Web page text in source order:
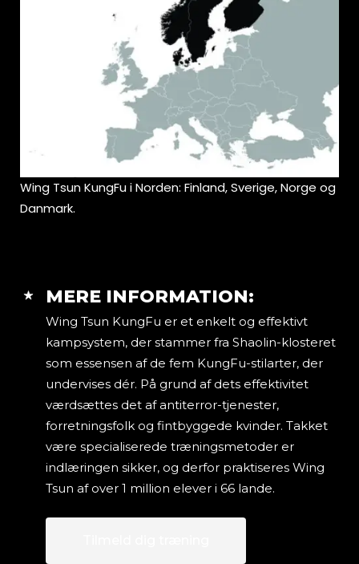
Wing Tsun KungFu i Norden: Finland, Sverige, Norge og
Danmark.
MERE INFORMATION:
Wing Tsun KungFu er et enkelt og effektivt
kampsystem, der stammer fra Shaolin-klosteret
som essensen af de fem KungFu-stilarter, der
undervises dér. På grund af dets effektivitet
værdsættes det af antiterror-tjenester,
forretningsfolk og fintbyggede kvinder. Takket
være specialiserede træningsmetoder er
indlæringen sikker, og derfor praktiseres Wing
Tsun af over 1 million elever i 66 lande.